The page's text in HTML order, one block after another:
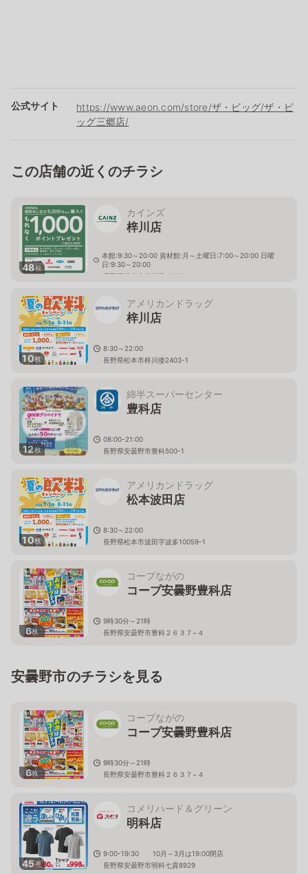
公式サイト
https://www.aeon.com/store/ザ・ビッグ/ザ・ビ
ッグ三郷店/
この店舗の近くのチラシ
48枚
カインズ
梓川店
本館:9:30～20:00 資材館:月～土曜日:7:00～20:00 日曜
日:9:30～20:00
長野県松本市梓川倭 2168
10枚
アメリカンドラッグ
梓川店
8:30～22:00
長野県松本市梓川倭2403-1
12枚
綿半スーパーセンター
豊科店
08:00-21:00
長野県安曇野市豊科500-1
10枚
アメリカンドラッグ
松本波田店
8:30～22:00
長野県松本市波田字波多10059-1
6枚
コープながの
コープ安曇野豊科店
9時30分～21時
長野県安曇野市豊科２６３７−４
安曇野市のチラシを見る
6枚
コープながの
コープ安曇野豊科店
9時30分～21時
長野県安曇野市豊科２６３７−４
45枚
コメリハード＆グリーン
明科店
9:00-19:30 10月～3月は19:00閉店
長野県安曇野市明科七貴8929